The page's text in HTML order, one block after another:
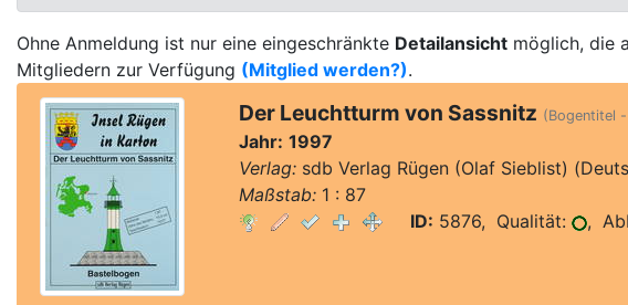
Ohne Anmeldung ist nur eine eingeschränkte Detailansicht möglich, die
Mitgliedern zur Verfügung (Mitglied werden?).
Der Leuchtturm von Sassnitz (Bogentitel
Jahr: 1997
Verlag:sdb Verlag Rügen (Olaf Sieblist)
Maßstab:1 : 87
ID: 5876, Qualität: ,